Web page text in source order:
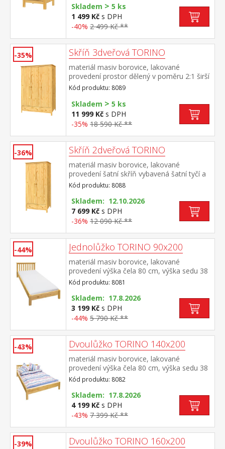
Skladem > 5 ks
1 499 Kč s DPH
-40% 2 499 Kč **
-35% Skříň 3dveřová TORINO
materiál masiv borovice, lakované
provedení prostor dělený v poměru 2:1 širší
část šatní tyč a police, užší část 3 police ve
spodní části 2 zásuvky s kovovými
pojezdy doporučený nástavec 8189
Kód produktu: 8089
Skladem > 5 ks
11 999 Kč s DPH
-35% 18 590 Kč **
-36% Skříň 2dveřová TORINO
materiál masiv borovice, lakované
provedení šatní skříň vybavená šatní tyčí a
policí ve spodní části zásuvka s kovovými
pojezdy doporučený nástavec 8188
Kód produktu: 8088
Skladem: 12.10.2026
7 699 Kč s DPH
-36% 12 090 Kč **
-44% Jednolůžko TORINO 90x200
materiál masiv borovice, lakované
provedení výška čela 80 cm, výška sedu 38
cm, cena bez roštu a matrace minimální
doporučená výška matrace 15 cm
doporučený rozměr matrace 90 × 200 cm a
rošt R1 doporučená nosnost do 120 kg
Kód produktu: 8081
Skladem: 17.8.2026
3 199 Kč s DPH
-44% 5 790 Kč **
-43% Dvoulůžko TORINO 140x200
materiál masiv borovice, lakované
provedení výška čela 80 cm, výška sedu 38
cm, cena bez roštu a matrace minimální
doporučená výška matrace 15 cm
doporučený rozměr matrace 140 × 200 cm
a rošt R3 doporučená nosnost do 120 kg
na každé polovině postele
Kód produktu: 8082
Skladem: 17.8.2026
4 199 Kč s DPH
-43% 7 399 Kč **
-39% Dvoulůžko TORINO 160x200